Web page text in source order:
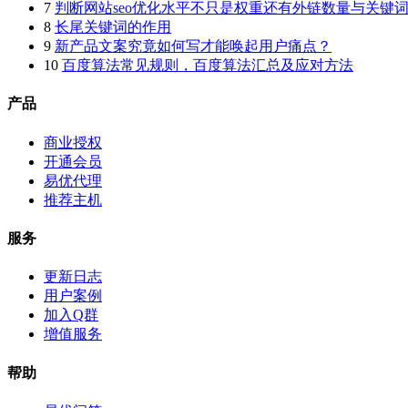
7 判断网站seo优化水平不只是权重还有外链数量与关键
8 长尾关键词的作用
9 新产品文案究竟如何写才能唤起用户痛点？
10 百度算法常见规则，百度算法汇总及应对方法
产品
商业授权
开通会员
易优代理
推荐主机
服务
更新日志
用户案例
加入Q群
增值服务
帮助